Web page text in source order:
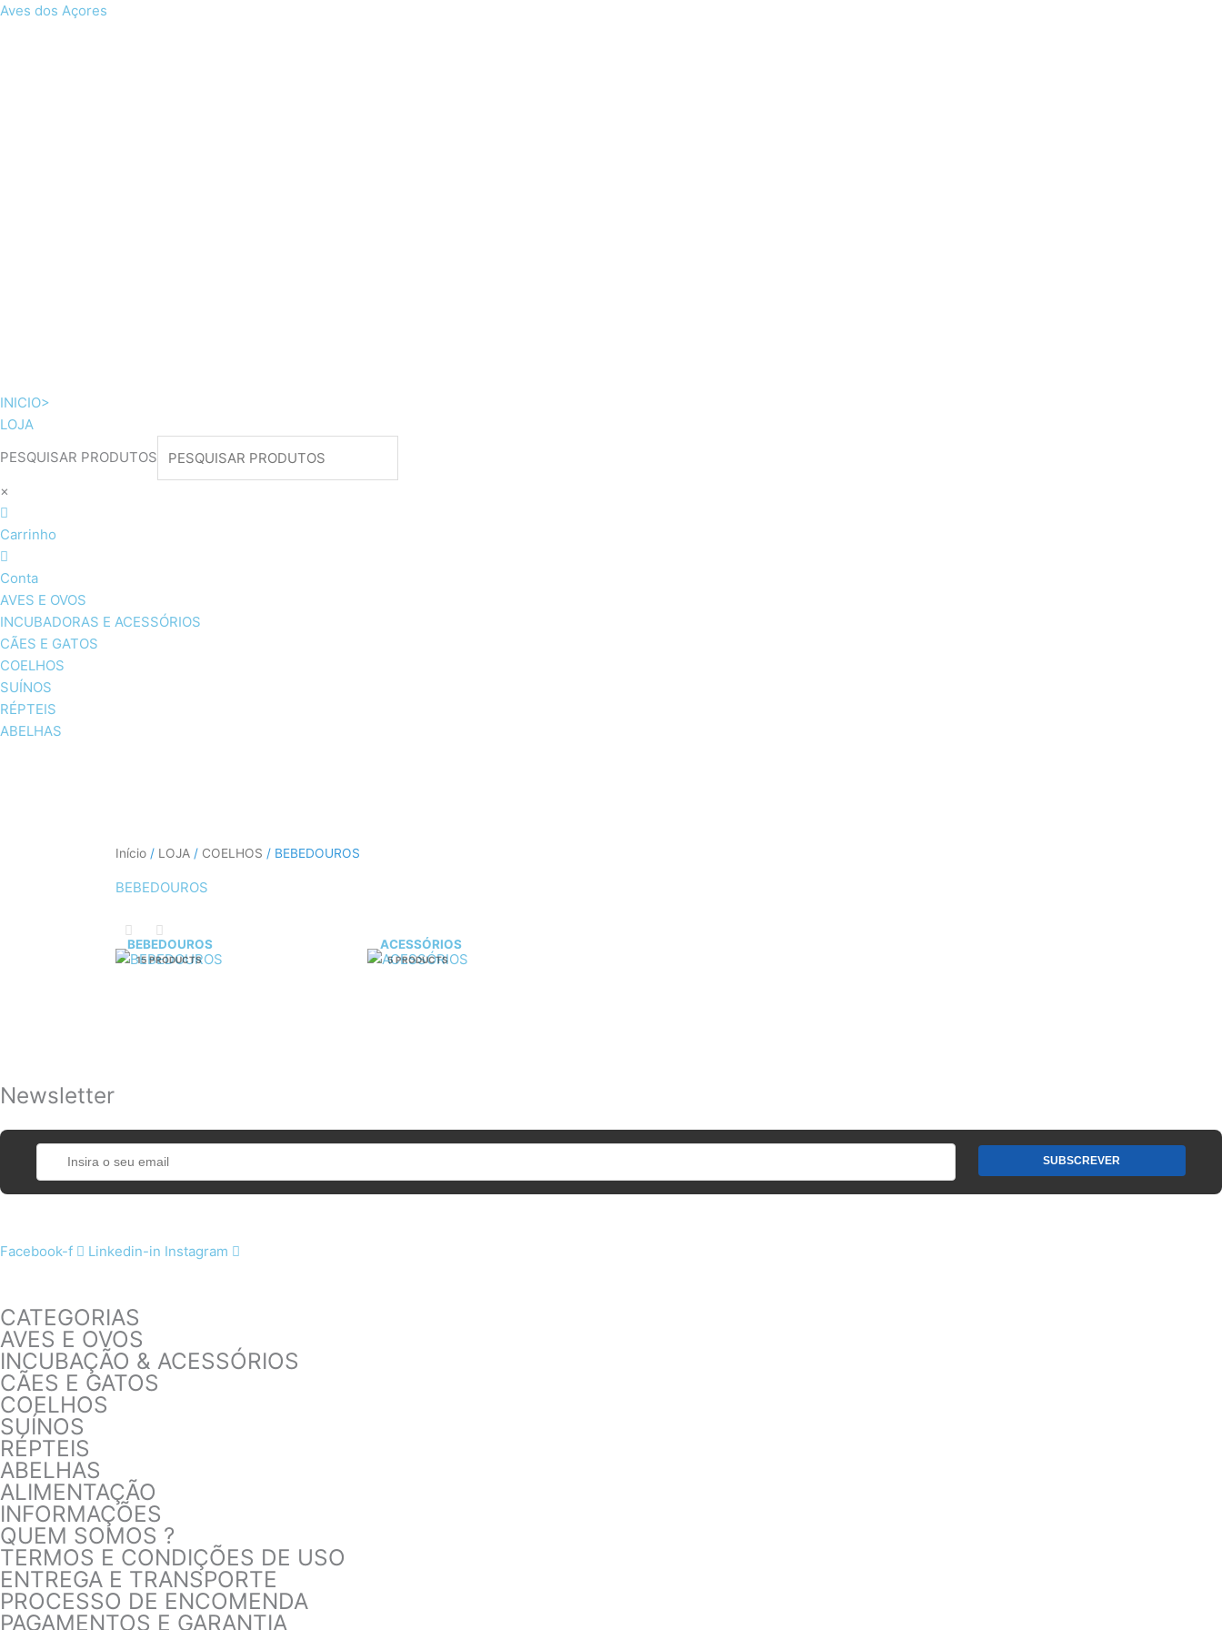
Skip
Aves dos Açores
INICIO>
LOJA
PESQUISAR PRODUTOS
×
Carrinho
Conta
AVES E OVOS
INCUBADORAS E ACESSÓRIOS
CÃES E GATOS
COELHOS
SUÍNOS
RÉPTEIS
ABELHAS
Início/ LOJA/ COELHOS / BEBEDOUROS
BEBEDOUROS
BEBEDOUROS
15 PRODUCTS
ACESSÓRIOS
5 PRODUCTS
Newsletter
Facebook-f Linkedin-in Instagram
CATEGORIAS
AVES E OVOS
INCUBAÇÃO & ACESSÓRIOS
CÃES E GATOS
COELHOS
SUÍNOS
RÉPTEIS
ABELHAS
ALIMENTAÇÃO
INFORMAÇÕES
QUEM SOMOS ?
TERMOS E CONDIÇÕES DE USO
ENTREGA E TRANSPORTE
PROCESSO DE ENCOMENDA
PAGAMENTOS E GARANTIA